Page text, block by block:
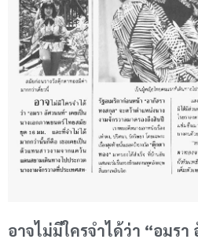
อาจไม่มีใครจำได้ว่า “อมร